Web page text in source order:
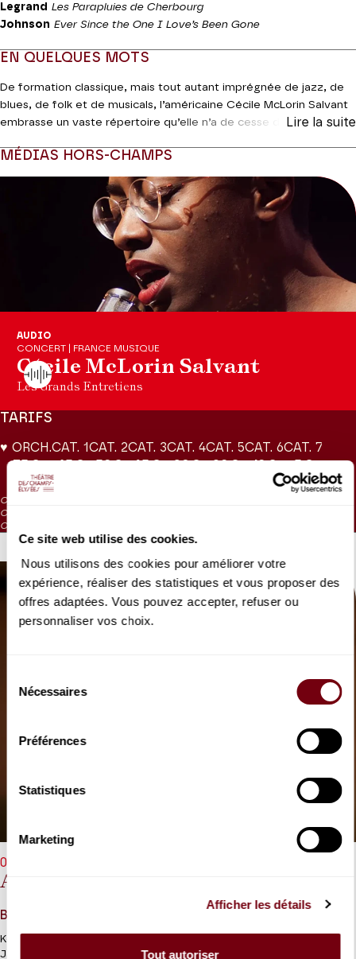
Ce site web utilise des cookies.
Nous utilisons des cookies pour améliorer votre
expérience, réaliser des statistiques et vous proposer des
offres adaptées. Vous pouvez accepter, refuser ou
personnaliser vos choix.
Nécessaires
Préférences
Statistiques
Marketing
Afficher les détails
Tout autoriser
Legrand Les Parapluies de Cherbourg
Johnson Ever Since the One I Love’s Been Gone
EN QUELQUES MOTS
De formation classique, mais tout autant imprégnée de jazz, de
blues, de folk et de musicals, l’américaine Cécile McLorin Salvant
embrasse un vaste répertoire qu’elle n’a de cesse de nourrir de
de trois Grammy Award et doublement récompensée aux
Victoires du Jazz, elle réunit ce soir quelques-uns de ses
accompagnateurs habituels et les musiciens de l’Orchestre de
chambre de Paris pour quelques grands standards américains de
Sondheim, Coleman et Ellington. Une soirée placée sous le signe
du swing en grand effectif.
Production Théâtre des Champs-Élysées
Lire la suite
MÉDIAS HORS-CHAMPS
AUDIO
CONCERT | FRANCE MUSIQUE
Cécile McLorin Salvant
Les Grands Entretiens
TARIFS
♥ ORCH.
75 €
CAT. 1
65 €
CAT. 2
50 €
CAT. 3
45 €
CAT. 4
38 €
CAT. 5
20 €
CAT. 6
10 €
CAT. 7
5 €
CAT. 5 : visibilité réduite
CAT. 6 : visibilité très réduite
CAT. 7 : places d'écoute / en vente aux caisses 1h avant la représentation
VOUS AIMEREZ AUSSI
Andreï Korobeinikov
05/10/2026 - 20h00
Beethoven, Scriabine, Jarrett
Korobeinikov fait revivre le mythique Köln Concert de Keith
Jarrett.